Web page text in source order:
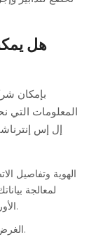
هل
بإمكان
المعلومات التي
إل إس
الهوية وتفاصيل
لمعالجة
الأوروبي أو مسؤول حماية البيانات، حيثما ينطبق ذلك.
الغرض من المعالجة وكذلك الأساس القانوني للمعالجة.